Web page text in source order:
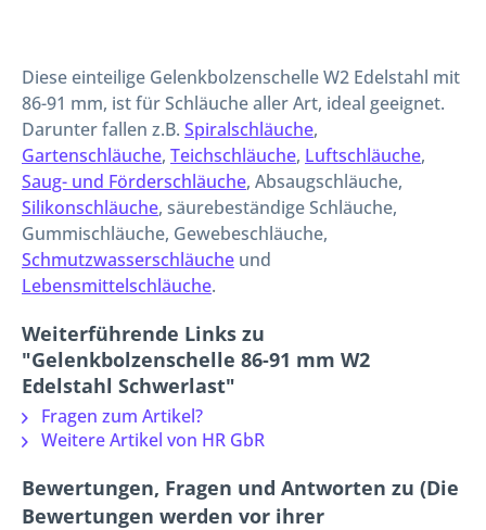
Diese einteilige Gelenkbolzenschelle W2 Edelstahl mit
86-91 mm, ist für Schläuche aller Art, ideal geeignet.
Darunter fallen z.B. Spiralschläuche,
Gartenschläuche, Teichschläuche, Luftschläuche,
Saug- und Förderschläuche, Absaugschläuche,
Silikonschläuche, säurebeständige Schläuche,
Gummischläuche, Gewebeschläuche,
Schmutzwasserschläuche und
Lebensmittelschläuche.
Weiterführende Links zu
"Gelenkbolzenschelle 86-91 mm W2
Edelstahl Schwerlast"
Fragen zum Artikel?
Weitere Artikel von HR GbR
Bewertungen, Fragen und Antworten zu (Die
Bewertungen werden vor ihrer